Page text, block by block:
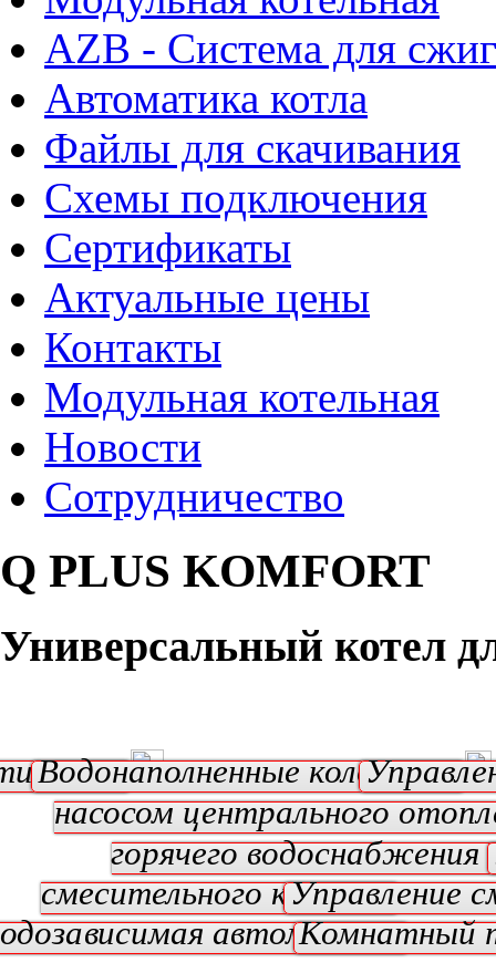
AZB - Система для
Автоматика котла
Файлы для скачивания
Схемы подключения
Сертификаты
Актуальные цены
Контакты
Модульная котельная
Новости
Сотрудничество
Q PLUS KOMFORT
Универсальный котел
Водонаполненные колосники
насосом центрального
горячего
смесительного клапана
Управление
автоматика
Комнатный